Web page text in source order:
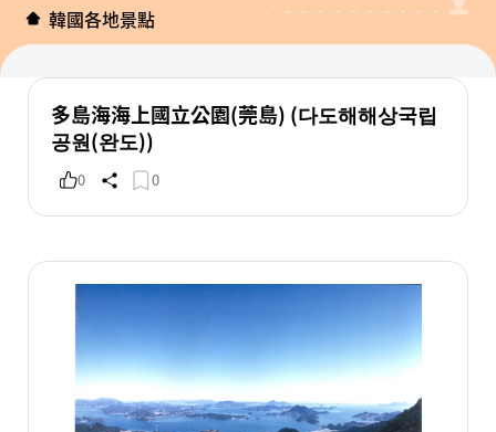
韓國各地景點
多島海海上國立公園(莞島) (다도해해상국립
공원(완도))
0 0